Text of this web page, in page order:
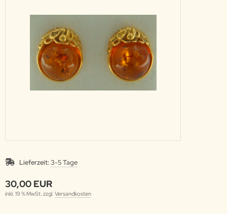
Lieferzeit:3-5 Tage
30,00 EUR
inkl. 19 % MwSt. zzgl. Versandkosten